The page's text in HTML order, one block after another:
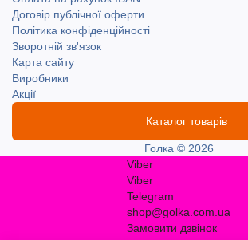
Договір публічної оферти
Політика конфіденційності
Зворотній зв'язок
Карта сайту
Виробники
Акції
Каталог товарів
Голка © 2026
Viber
Viber
Telegram
shop@golka.com.ua
Замовити дзвінок